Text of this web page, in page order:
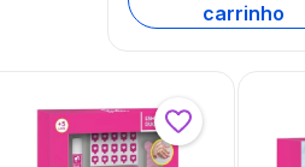
carrinho